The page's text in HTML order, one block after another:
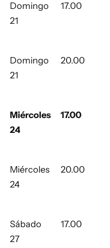
Domingo
21
17.00
Domingo
21
20.00
Miércoles
24
17.00
Miércoles
24
20.00
Sábado
27
17.00